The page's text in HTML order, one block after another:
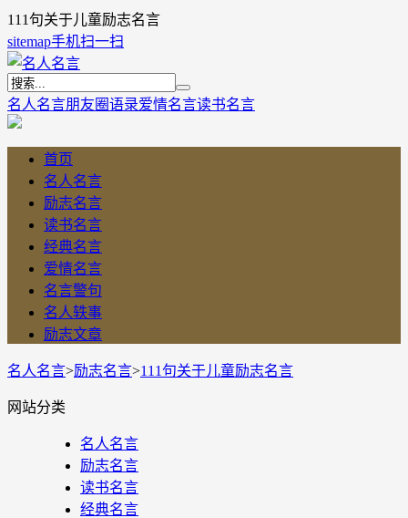
111句关于儿童励志名言
sitemap手机扫一扫
名人名言朋友圈语录爱情名言读书名言
首页
名人名言
励志名言
读书名言
经典名言
爱情名言
名言警句
名人轶事
励志文章
名人名言>励志名言>111句关于儿童励志名言
网站分类
名人名言
励志名言
读书名言
经典名言